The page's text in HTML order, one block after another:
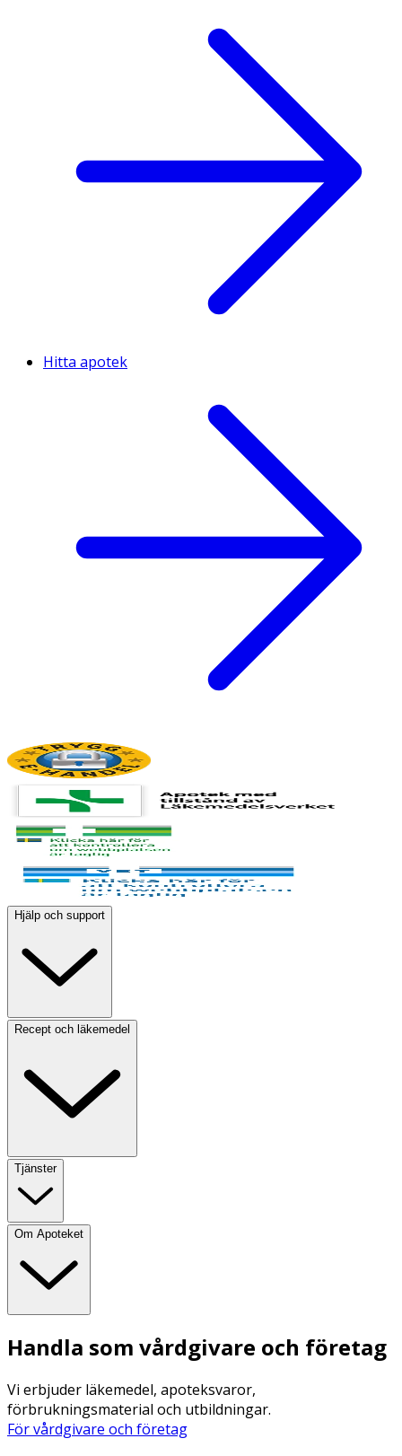
Hitta apotek
Hjälp och support
Recept och läkemedel
Tjänster
Om Apoteket
Handla som vårdgivare och företag
Vi erbjuder läkemedel, apoteksvaror,
förbrukningsmaterial och utbildningar.
För vårdgivare och företag